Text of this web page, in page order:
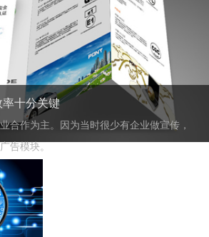
十分关键
合作为主。因为当时很少有企业做宣传，
告模块。